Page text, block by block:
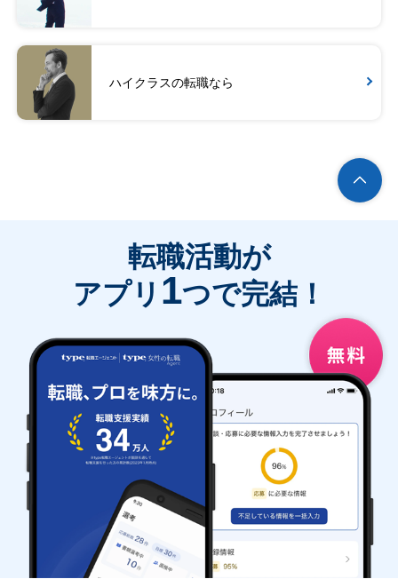
ハイクラスの転職なら
転職活動が
アプリ 1つで完結！